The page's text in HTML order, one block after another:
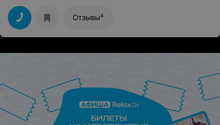
упражнения по моей проблеме, доступно объяснил
принцип работы нужных мне тренажеров. Играет
ритмичная музыка, можно приобрести напитки,
спортивное питание. Все чисто, аккуратно. Очень
понравилось!
Отзывы4